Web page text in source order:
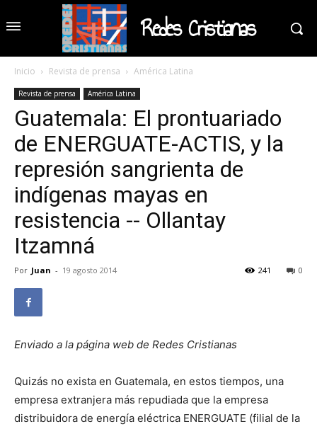
Redes Cristianas
Inicio Revista de prensa América Latina
Revista de prensa América Latina
Guatemala: El prontuariado
de ENERGUATE-ACTIS, y la
represión sangrienta de
indígenas mayas en
resistencia -- Ollantay
Itzamná
Por Juan - 19 agosto 2014 0
241
Enviado a la página web de Redes Cristianas
Quizás no exista en Guatemala, en estos tiempos, una
empresa extranjera más repudiada que la empresa
distribuidora de energía eléctrica ENERGUATE (filial de la